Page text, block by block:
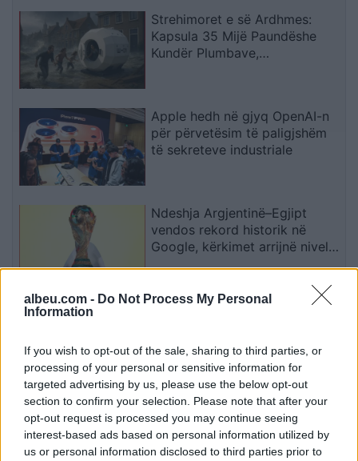
albeu.com - Do Not Process My Personal
Information
If you wish to opt-out of the sale, sharing to third parties, or
processing of your personal or sensitive information for
targeted advertising by us, please use the below opt-out
section to confirm your selection. Please note that after your
opt-out request is processed you may continue seeing
interest-based ads based on personal information utilized by
us or personal information disclosed to third parties prior to
Strehimoret e së Ardhmes:
Kapsula 35 Mijë Paundëshe
Kundër Plumbave,
Apple hedh në gjyq OpenAI-n
për përvetësim të paligjshëm
të sekreteve industriale
Ndeshja Argjentinë–Egjipt
vendos rekord historik në
Google, kërkimet arrijnë nivele
Kina zbulon robotë humanoidë
shoqëri afatgjatë